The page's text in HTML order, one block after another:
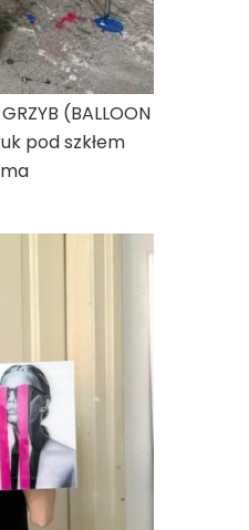
(BALLOON
pod szkłem